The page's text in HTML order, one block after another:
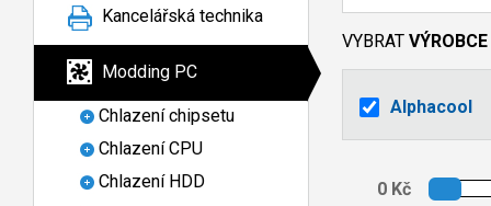
Kancelářská technika
Modding PC
Chlazení chipsetu
Chlazení CPU
Chlazení HDD
VYBRAT VÝROBCE
Alphacool